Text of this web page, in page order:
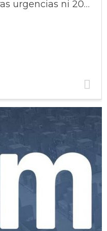
Cerrajeria Madrid 24 horas urgencias ni 20min!